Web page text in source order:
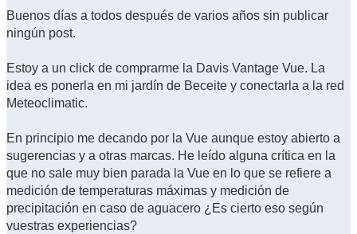
Buenos días a todos después de varios años sin publicar
ningún post.
Estoy a un click de comprarme la Davis Vantage Vue. La
idea es ponerla en mi jardín de Beceite y conectarla a la red
Meteoclimatic.
En principio me decando por la Vue aunque estoy abierto a
sugerencias y a otras marcas. He leído alguna crítica en la
que no sale muy bien parada la Vue en lo que se refiere a
medición de temperaturas máximas y medición de
precipitación en caso de aguacero ¿Es cierto eso según
vuestras experiencias?